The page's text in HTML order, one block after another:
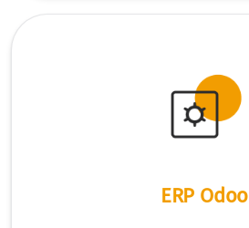
ERP Odoo